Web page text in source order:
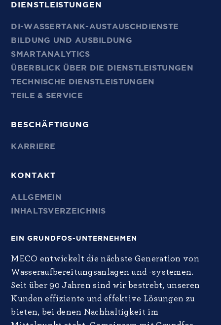
DIENSTLEISTUNGEN
DI-WASSERTANK-AUSTAUSCHDIENSTE
BILDUNG UND AUSBILDUNG
SMARTANALYTICS
ÜBERBLICK ÜBER DIE DIENSTLEISTUNGEN
TECHNISCHE DIENSTLEISTUNGEN
TEILE & SERVICE
BESCHÄFTIGUNG
KARRIERE
KONTAKT
ALLGEMEIN
INHALTSVERZEICHNIS
EIN GRUNDFOS-UNTERNEHMEN
MECO entwickelt die nächste Generation von
Wasseraufbereitungsanlagen und -systemen.
Seit über 90 Jahren sind wir bestrebt, unseren
Kunden effiziente und effektive Lösungen zu
bieten, bei denen Nachhaltigkeit im